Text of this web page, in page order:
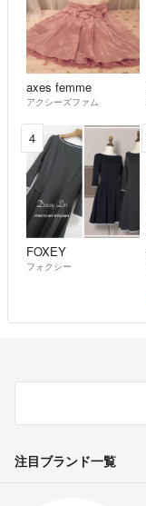
axes femme
アクシーズファム
4
FOXEY
フォクシー
注目ブランド一覧